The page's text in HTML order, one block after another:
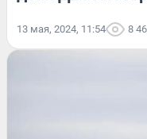
13 мая, 2024, 11:54 8